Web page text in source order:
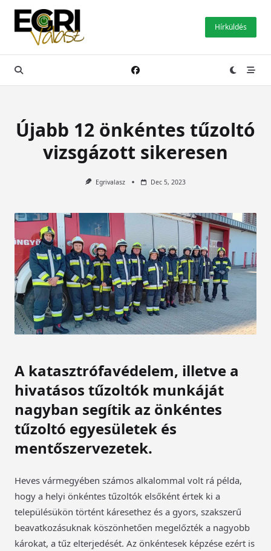
Skip
content
Hírküldés
Újabb 12 önkéntes tűzoltó
vizsgázott sikeresen
Egrivalasz Dec 5, 2023
A katasztrófavédelem, illetve a
hivatásos tűzoltók munkáját
nagyban segítik az önkéntes
tűzoltó egyesületek és
mentőszervezetek.
Heves vármegyében számos alkalommal volt rá példa,
hogy a helyi önkéntes tűzoltók elsőként értek ki a
településükön történt káresethez és a gyors, szakszerű
beavatkozásuknak köszönhetően megelőzték a nagyobb
károkat, a tűz elterjedését. Az önkéntesek képzése ezért is